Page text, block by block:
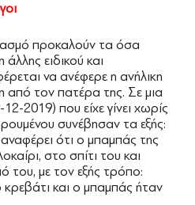
προκαλούν τα όσα
ειδικού και
να ανέφερε η ανήλικη
από τον πατέρα της. Σε μια
2019) που είχε γίνει χωρίς
συνέβησαν τα εξής:
ότι ο μπαμπάς της
στο σπίτι του και
του, με τον εξής τρόπο:
και ο μπαμπάς ήταν